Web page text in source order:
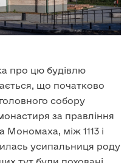
про цю будівлю
що початково
собору
за правління
між 1113 і
усипальниця роду